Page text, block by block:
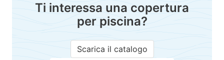
Ti interessa una copertura
per piscina?
Scarica il catalogo